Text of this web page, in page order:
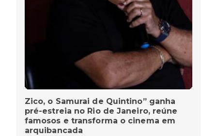
Zico, o Samurai de Quintino” ganha
pré-estreia no Rio de Janeiro, reúne
famosos e transforma o cinema em
arquibancada